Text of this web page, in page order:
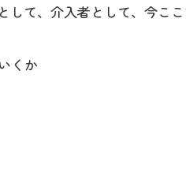
して、介入者として、今こ
くか